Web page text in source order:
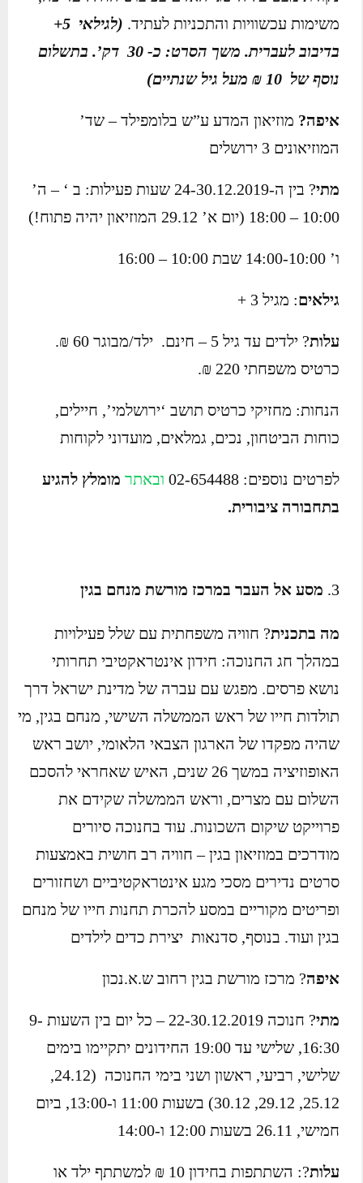
משימות עכשוויות והתכניות לעתיד.
(לגילאי 5+
בדיבוב לעברית. משך הסרט: כ- 30 דק’. בתשלום
נוסף של 10 ₪ מעל גיל שנתיים)
איפה? מוזיאון המדע ע”ש בלומפילד – שד’
המוזיאונים 3 ירושלים
מתי
? בין ה-24-30.12.2019 שעות פעילות: ב ‘ – ה’
10:00 – 18:00 (יום א’ 29.12 המוזיאון יהיה פתוח!)
ו’ 14:00-10:00 שבת 10:00 – 16:00
גילאים: מגיל 3 +
עלות
? ילדים עד גיל 5 – חינם. ילד/מבוגר 60 ₪.
כרטיס משפחתי 220 ₪.
הנחות: מחזיקי כרטיס תושב ‘ירושלמי’, חיילים,
כוחות הביטחון, נכים, גמלאים, מועדוני לקוחות
לפרטים נוספים: 02-654488 ובאתר מומלץ להגיע
בתחבורה ציבורית.
מסע אל העבר במרכז מורשת מנחם בגין
מה בתכנית? חוויה משפחתית עם שלל פעילויות
במהלך חג החנוכה: חידון אינטראקטיבי תחרותי
נושא פרסים. מפגש עם עברה של מדינת ישראל דרך
תולדות חייו של ראש הממשלה השישי, מנחם בגין, מי
שהיה מפקדו של הארגון הצבאי הלאומי, יושב ראש
האופוזיציה במשך 26 שנים, האיש שאחראי להסכם
השלום עם מצרים, וראש הממשלה שקידם את
פרוייקט שיקום השכונות. עוד בחנוכה סיורים
מודרכים במוזיאון בגין – חוויה רב חושית באמצעות
סרטים נדירים מסכי מגע אינטראקטיביים ושחזורים
ופריטים מקוריים במסע להכרת תחנות חייו של מנחם
בגין ועוד. בנוסף, סדנאות יצירת כדים לילדים
איפה? מרכז מורשת בגין רחוב ש.א.נכון
מתי
? חנוכה 22-30.12.2019 – כל יום בין השעות 9-
16:30, שלישי עד 19:00 החידונים יתקיימו בימים
שלישי, רביעי, ראשון ושני בימי החנוכה (24.12,
25.12, 29.12, 30.12) בשעות 11:00 ו-13:00, ביום
חמישי, 26.11 בשעות 12:00 ו-14:00
עלות
?: השתתפות בחידון 10 ₪ למשתתף ילד או